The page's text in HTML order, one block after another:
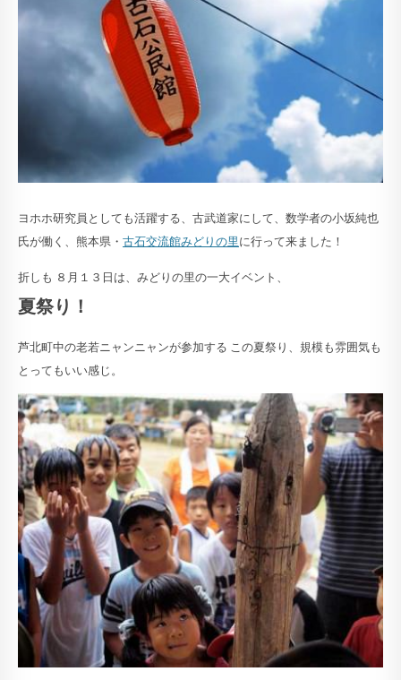
ヨホホ研究員としても活躍する、古武道家にして、数学者の小坂純也
氏が働く、熊本県・ 古石交流館みどりの里に行って来ました！
折しも ８月１３日は、みどりの里の一大イベント、
夏祭り！
芦北町中の老若ニャンニャンが参加する この夏祭り、規模も雰囲気も
とってもいい感じ。